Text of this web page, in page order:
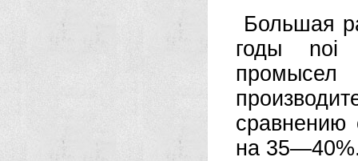
Большая
годы noi
на